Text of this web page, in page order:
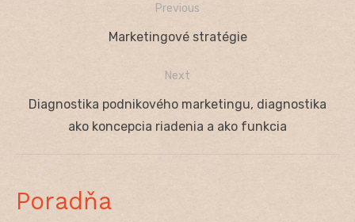
Navigácia
Previous
Previous
Marketingové stratégie
Next
Next
Diagnostika podnikového marketingu, diagnostika
ako koncepcia riadenia a ako funkcia
Poradňa